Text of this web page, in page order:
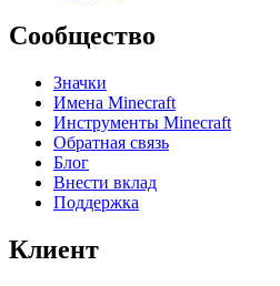
Сообщество
Значки
Имена Minecraft
Инструменты Minecraft
Обратная связь
Блог
Внести вклад
Поддержка
Клиент